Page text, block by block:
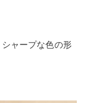
ャープな色の形